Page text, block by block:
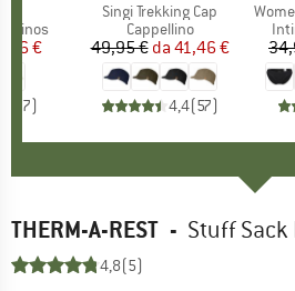
ridotto
€
7)
Articolo
Singi Trekking Cap
Gruppo di prodotti
Cappellino
Prezzo
49,95 € Prezzo ridotto
da 41,46 €
4,4(57)
THERM-A-REST - Stuff Sack
4,8(5)